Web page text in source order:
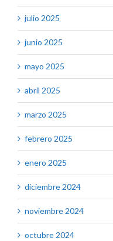
julio 2025
junio 2025
mayo 2025
abril 2025
marzo 2025
febrero 2025
enero 2025
diciembre 2024
noviembre 2024
octubre 2024